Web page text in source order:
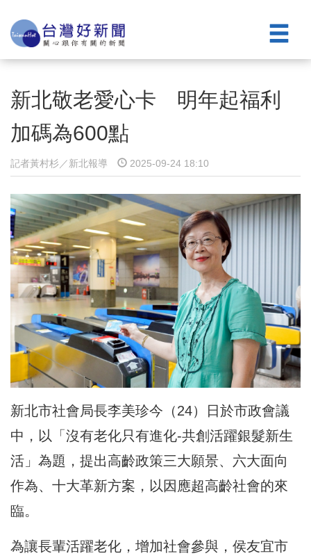
新北敬老愛心卡 明年起福利
加碼為600點
記者黃村杉／新北報導 2025-09-24 18:10
新北市社會局長李美珍今（24）日於市政會議
中，以「沒有老化只有進化-共創活躍銀髮新生
活」為題，提出高齡政策三大願景、六大面向
作為、十大革新方案，以因應超高齡社會的來
臨。
為讓長輩活躍老化，增加社會參與，侯友宜市